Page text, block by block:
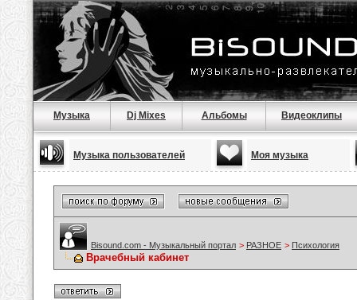
Музыка Dj Mixes Альбомы Видеоклипы
Музыка пользователей Моя музыка
Bisound.com - Музыкальный портал > РАЗНОЕ > Психология
Врачебный кабинет